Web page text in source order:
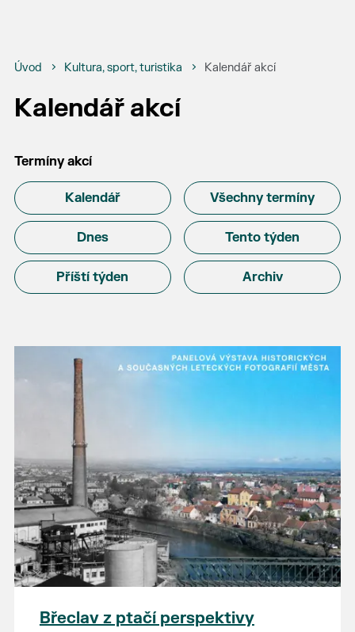
Úvod Kultura, sport, turistika Kalendář akcí
Kalendář akcí
Termíny akcí
Kalendář Všechny termíny
Dnes Tento týden
Příští týden Archiv
Břeclav z ptačí perspektivy